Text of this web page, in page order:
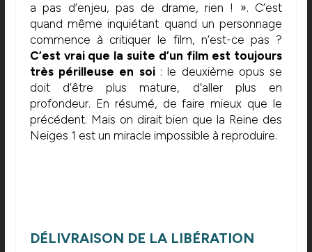
a pas d’enjeu, pas de drame, rien ! ». C’est
quand même inquiétant quand un personnage
commence à critiquer le film, n’est-ce pas ?
C’est vrai que la suite d’un film est toujours
très périlleuse en soi : le deuxième opus se
doit d’être plus mature, d’aller plus en
profondeur. En résumé, de faire mieux que le
précédent. Mais on dirait bien que la Reine des
Neiges 1 est un miracle impossible à reproduire.
DÉLIVRAISON DE LA LIBÉRATION